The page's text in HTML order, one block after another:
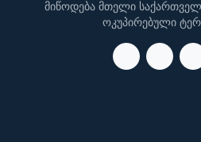
მიწოდება მთელი
ოკუპირებული